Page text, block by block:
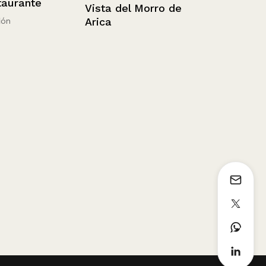
Vista del Morro de
Arica